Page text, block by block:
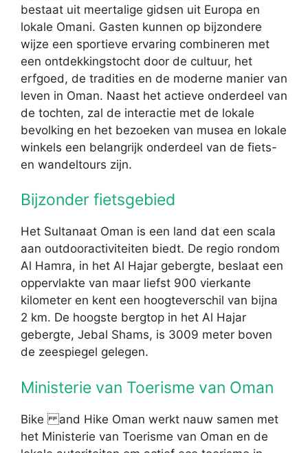
bestaat uit meertalige gidsen uit Europa en
lokale Omani. Gasten kunnen op bijzondere
wijze een sportieve ervaring combineren met
een ontdekkingstocht door de cultuur, het
erfgoed, de tradities en de moderne manier van
leven in Oman. Naast het actieve onderdeel van
de tochten, zal de interactie met de lokale
bevolking en het bezoeken van musea en lokale
winkels een belangrijk onderdeel van de fiets-
en wandeltours zijn.
Bijzonder fietsgebied
Het Sultanaat Oman is een land dat een scala
aan outdooractiviteiten biedt. De regio rondom
Al Hamra, in het Al Hajar gebergte, beslaat een
oppervlakte van maar liefst 900 vierkante
kilometer en kent een hoogteverschil van bijna
2 km. De hoogste bergtop in het Al Hajar
gebergte, Jebal Shams, is 3009 meter boven
de zeespiegel gelegen.
Ministerie van Toerisme van Oman
Bike and Hike Oman werkt nauw samen met
het Ministerie van Toerisme van Oman en de